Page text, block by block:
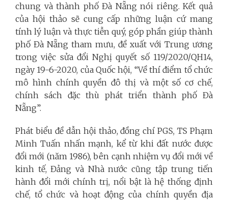
chung và thành phố Đà Nẵng nói riêng. Kết quả
của hội thảo sẽ cung cấp những luận cứ mang
tính lý luận và thực tiễn quý, góp phần giúp thành
phố Đà Nẵng tham mưu, đề xuất với Trung ương
trong việc sửa đổi Nghị quyết số 119/2020/QH14,
ngày 19-6-2020, của Quốc hội, “Về thí điểm tổ chức
mô hình chính quyền đô thị và một số cơ chế,
chính sách đặc thù phát triển thành phố Đà
Nẵng”.
Phát biểu đề dẫn hội thảo, đồng chí PGS, TS Phạm
Minh Tuấn nhấn mạnh, kể từ khi đất nước được
đổi mới (năm 1986), bên cạnh nhiệm vụ đổi mới về
kinh tế, Đảng và Nhà nước cũng tập trung tiến
hành đổi mới chính trị, nổi bật là hệ thống định
chế, tổ chức và hoạt động của chính quyền địa